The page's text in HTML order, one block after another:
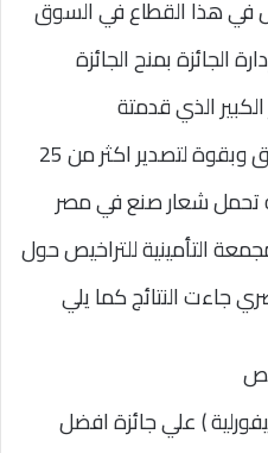
في هذا القطاع في السوق
الجائزة بمنح الجائزة
الكبير الذي قدمتة
والمساعدات التي فتحت الطريق وبقوة لتصدير اكثر من 25
تحمل شعار صنع في مصر
التأمينية للتراخيص حول
جاءت النتائج كما يلي
) علي جائزة افضل